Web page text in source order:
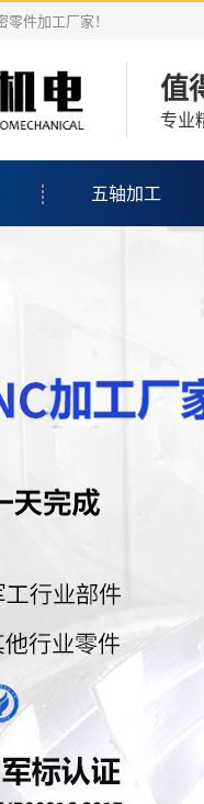
件加工厂家！
值
专业
五轴加工